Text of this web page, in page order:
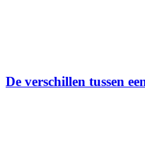
De verschillen tussen